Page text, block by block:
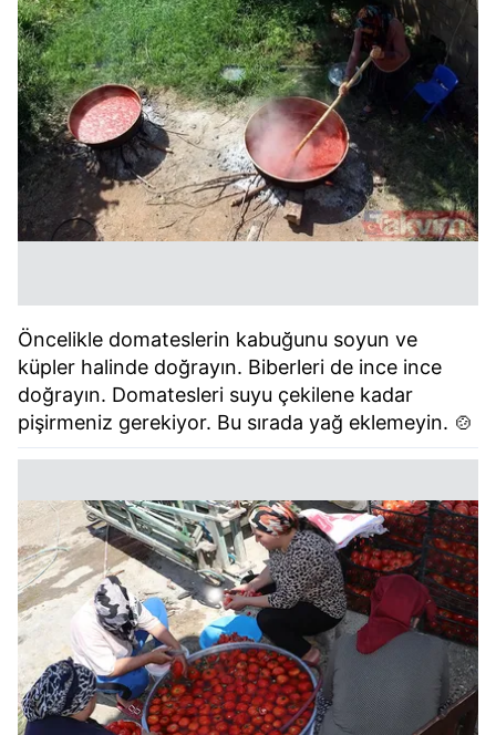
Öncelikle domateslerin kabuğunu soyun ve
küpler halinde doğrayın. Biberleri de ince ince
doğrayın. Domatesleri suyu çekilene kadar
pişirmeniz gerekiyor. Bu sırada yağ eklemeyin. 🍲